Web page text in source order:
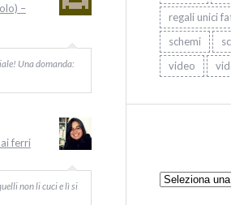
–
Una domanda:
ferri
non li cuci e lì si
regali unici
schemi
video
Argomenti: